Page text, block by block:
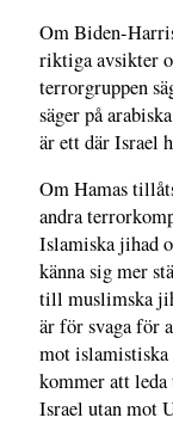
Om Biden-
riktiga avsikter
terrorgruppen
säger på
är ett där Israel
Om Hamas
andra
Islamiska jihad
känna sig mer
till muslimska
är för svaga för
mot islamistiska
kommer att
Israel utan mot